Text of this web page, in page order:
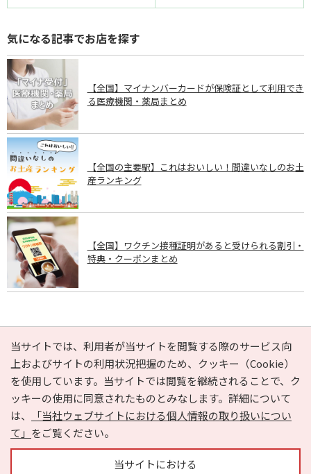
気になる記事でお店を探す
【全国】マイナンバーカードが保険証として利用でき
る医療機関・薬局まとめ
【全国の主要駅】これはおいしい！間違いなしのお土
産ランキング
【全国】ワクチン接種証明があると受けられる割引・
特典・クーポンまとめ
PAGE TOP
当サイトでは、利用者が当サイトを閲覧する際のサービス向
上およびサイトの利用状況把握のため、クッキー（Cookie）
を使用しています。当サイトでは閲覧を継続されることで、ク
ッキーの使用に同意されたものとみなします。詳細について
は、
「当社ウェブサイトにおける個人情報の取り扱いについ
て」 をご覧ください。
当サイトにおける
e-NAVITA（イーナビタ）とは？ お気に入り
ヘルプ
利用規約
個人情報の取り扱いについて
運営会社
サイトマップ
広告掲載に関するお問い合わせ